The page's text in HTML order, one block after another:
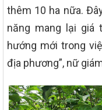
thêm 10 ha nữa.
năng mang lại
hướng mới trong
địa phương”, nữ